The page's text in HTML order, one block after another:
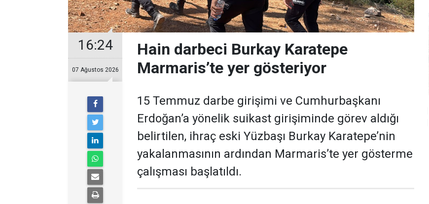
16:24
07 Ağustos 2026
Hain darbeci Burkay Karatepe
Marmaris’te yer gösteriyor
15 Temmuz darbe girişimi ve Cumhurbaşkanı
Erdoğan’a yönelik suikast girişiminde görev aldığı
belirtilen, ihraç eski Yüzbaşı Burkay Karatepe’nin
yakalanmasının ardından Marmaris’te yer gösterme
çalışması başlatıldı.